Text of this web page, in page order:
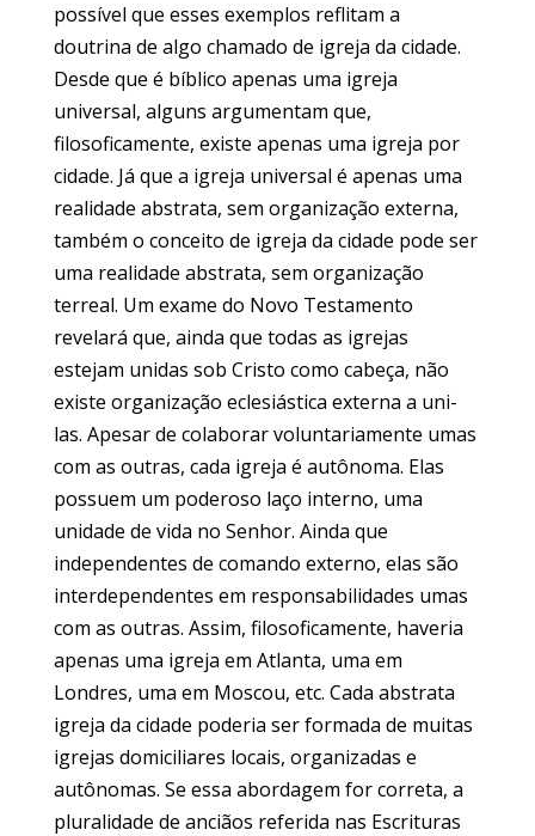
possível que esses exemplos reflitam a
doutrina de algo chamado de igreja da cidade.
Desde que é bíblico apenas uma igreja
universal, alguns argumentam que,
filosoficamente, existe apenas uma igreja por
cidade. Já que a igreja universal é apenas uma
realidade abstrata, sem organização externa,
também o conceito de igreja da cidade pode ser
uma realidade abstrata, sem organização
terreal. Um exame do Novo Testamento
revelará que, ainda que todas as igrejas
estejam unidas sob Cristo como cabeça, não
existe organização eclesiástica externa a uni-
las. Apesar de colaborar voluntariamente umas
com as outras, cada igreja é autônoma. Elas
possuem um poderoso laço interno, uma
unidade de vida no Senhor. Ainda que
independentes de comando externo, elas são
interdependentes em responsabilidades umas
com as outras. Assim, filosoficamente, haveria
apenas uma igreja em Atlanta, uma em
Londres, uma em Moscou, etc. Cada abstrata
igreja da cidade poderia ser formada de muitas
igrejas domiciliares locais, organizadas e
autônomas. Se essa abordagem for correta, a
pluralidade de anciãos referida nas Escrituras